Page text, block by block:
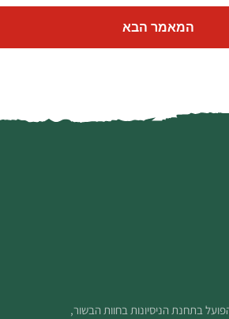
המאמר הבא
בתחנת הניסיונות בחוות הבשור,